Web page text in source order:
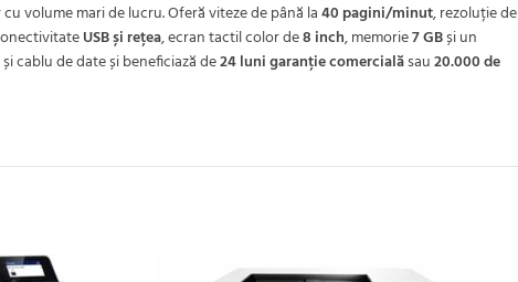
volume mari de lucru. Oferă viteze de până la40 pagini/minut, rezoluție de
USB și rețea, ecran tactil color de8 inch, memorie7 GBși un
cablu de date și beneficiază de24 luni garanție comercialăsau20.000 de